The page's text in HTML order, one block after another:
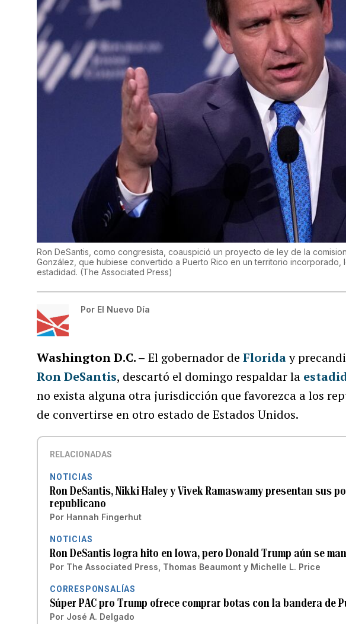
Ron DeSantis, como congresista, coauspició un proyecto de ley de la
González, que hubiese convertido a Puerto Rico en un territorio incorporado,
estadidad. (The Associated Press)
Por El Nuevo Día
Washington D.C. – El gobernador deFloriday
Ron DeSantis, descartó el domingo respaldar la
no exista alguna otra jurisdicción que favorezca a los
de convertirse en otro estado de Estados Unidos.
RELACIONADAS
NOTICIAS
Ron DeSantis, Nikki Haley y Vivek Ramaswamy presentan sus
republicano
Por Hannah Fingerhut
NOTICIAS
Ron DeSantis logra hito en Iowa, pero Donald Trump aún se
Por The Associated Press Thomas Beaumont y Michelle L. Price
CORRESPONSALÍAS
Súper PAC pro Trump ofrece comprar botas con la bandera de
Por José A. Delgado